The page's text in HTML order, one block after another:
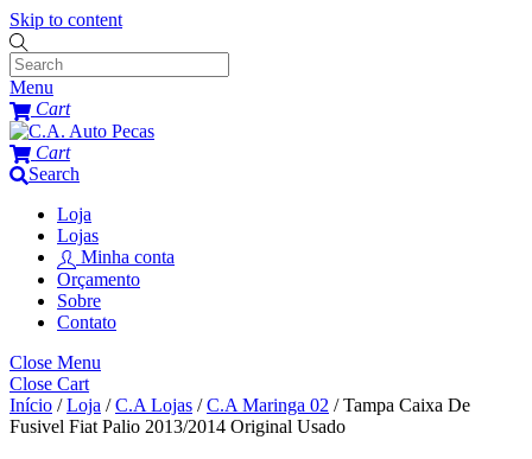
Skip to content
Menu
Cart
Cart
Search
Loja
Lojas
Minha conta
Orçamento
Sobre
Contato
Close Menu
Close Cart
Início /Loja /C.A Lojas /C.A Maringa 02 / Tampa Caixa De
Fusivel Fiat Palio 2013/2014 Original Usado